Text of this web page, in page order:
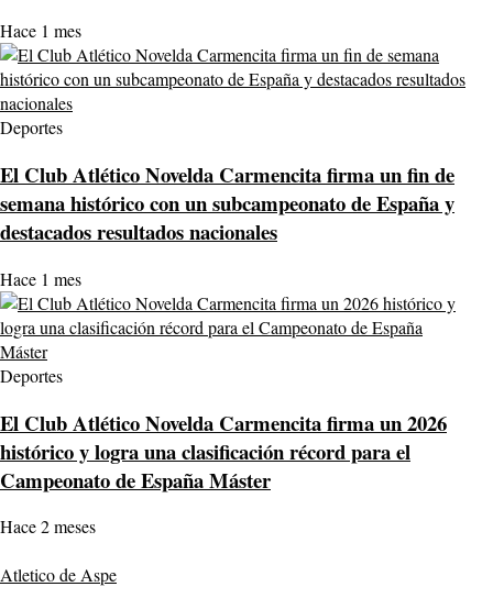
Hace 1 mes
Deportes
El Club Atlético Novelda Carmencita firma un fin de
semana histórico con un subcampeonato de España y
destacados resultados nacionales
Hace 1 mes
Deportes
El Club Atlético Novelda Carmencita firma un 2026
histórico y logra una clasificación récord para el
Campeonato de España Máster
Hace 2 meses
Atletico de Aspe